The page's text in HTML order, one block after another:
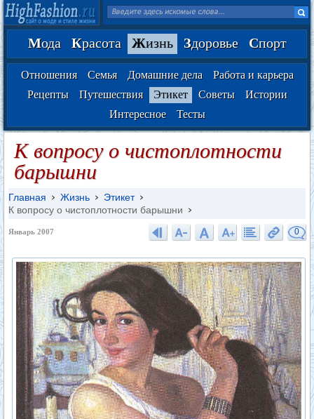
Мода Красота Жизнь Здоровье Спорт
Отношения Семья Домашние дела
Работа и карьера
Рецепты
Путешествия Этикет Советы
Истории
Интересное
Тесты
К вопросу о чистоплотности
барышни
Главная Жизнь
Этикет
К вопросу о чистоплотности барышни
Январь 2007 0